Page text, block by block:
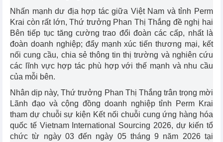
Nhấn mạnh dư địa hợp tác giữa Việt Nam và tỉnh Perm
Krai còn rất lớn, Thứ trưởng Phan Thị Thắng đề nghị hai
Bên tiếp tục tăng cường trao đổi đoàn các cấp, nhất là
đoàn doanh nghiệp; đẩy mạnh xúc tiến thương mại, kết
nối cung cầu, chia sẻ thông tin thị trường và nghiên cứu
các lĩnh vực hợp tác phù hợp với thế mạnh và nhu cầu
của mỗi bên.
Nhân dịp này, Thứ trưởng Phan Thị Thắng trân trọng mời
Lãnh đạo và cộng đồng doanh nghiệp tỉnh Perm Krai
tham dự chuỗi sự kiện Kết nối chuỗi cung ứng hàng hóa
quốc tế Vietnam International Sourcing 2026, dự kiến tổ
chức từ ngày 03 đến ngày 05 tháng 9 năm 2026 tại